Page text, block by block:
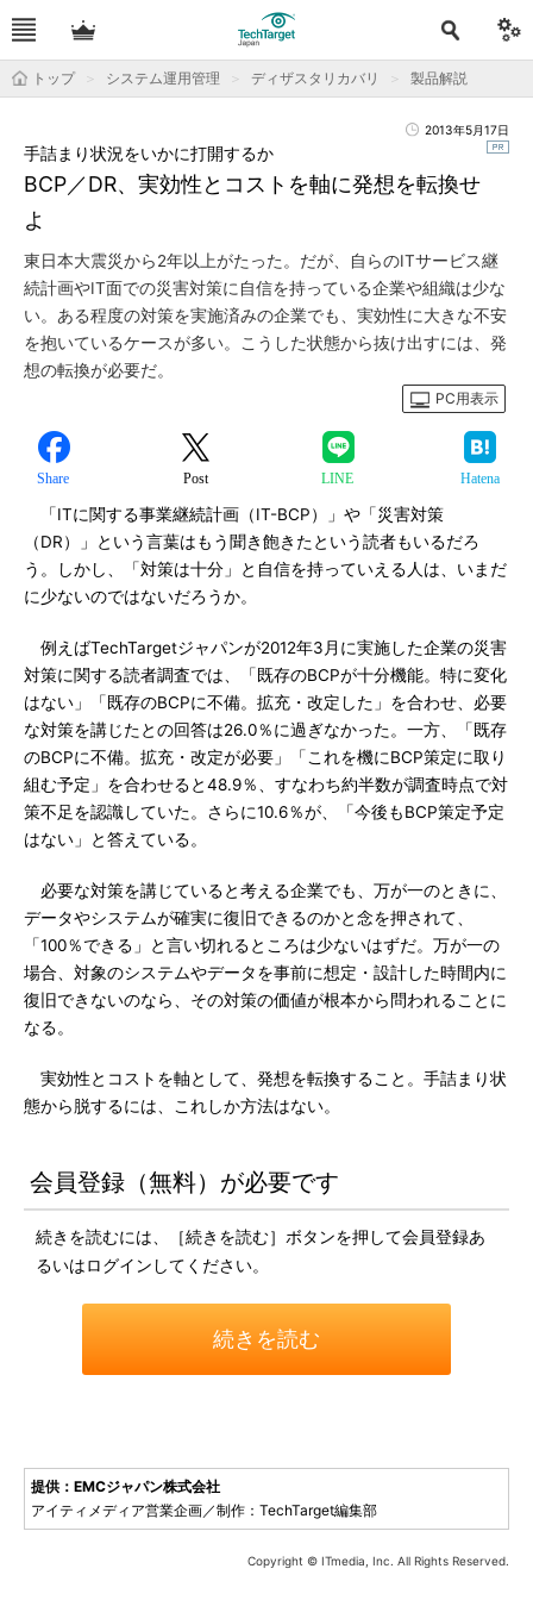
トップ システム運用管理 ディザスタリカバリ 製品解説
2013年5月17日
BCP／DR、実効性とコストを軸に発想を転換せ
よ
手詰まり状況をいかに打開するか
東日本大震災から2年以上がたった。だが、自らのITサービス継
続計画やIT面での災害対策に自信を持っている企業や組織は少な
い。ある程度の対策を実施済みの企業でも、実効性に大きな不安
を抱いているケースが多い。こうした状態から抜け出すには、発
想の転換が必要だ。
PC用表示
Share Post LINE Hatena
「ITに関する事業継続計画（IT-BCP）」や「災害対策
（DR）」という言葉はもう聞き飽きたという読者もいるだろ
う。しかし、「対策は十分」と自信を持っていえる人は、いまだ
に少ないのではないだろうか。
例えばTechTargetジャパンが2012年3月に実施した企業の災害
対策に関する読者調査では、「既存のBCPが十分機能。特に変化
はない」「既存のBCPに不備。拡充・改定した」を合わせ、必要
な対策を講じたとの回答は26.0％に過ぎなかった。一方、「既存
のBCPに不備。拡充・改定が必要」「これを機にBCP策定に取り
組む予定」を合わせると48.9％、すなわち約半数が調査時点で対
策不足を認識していた。さらに10.6％が、「今後もBCP策定予定
はない」と答えている。
必要な対策を講じていると考える企業でも、万が一のときに、
データやシステムが確実に復旧できるのかと念を押されて、
「100％できる」と言い切れるところは少ないはずだ。万が一の
場合、対象のシステムやデータを事前に想定・設計した時間内に
復旧できないのなら、その対策の価値が根本から問われることに
なる。
実効性とコストを軸として、発想を転換すること。手詰まり状
態から脱するには、これしか方法はない。
会員登録（無料）が必要です
続きを読むには、［続きを読む］ボタンを押して会員登録あ
るいはログインしてください。
続きを読む
提供：EMCジャパン株式会社
アイティメディア営業企画／制作：TechTarget編集部
Copyright © ITmedia, Inc. All Rights Reserved.